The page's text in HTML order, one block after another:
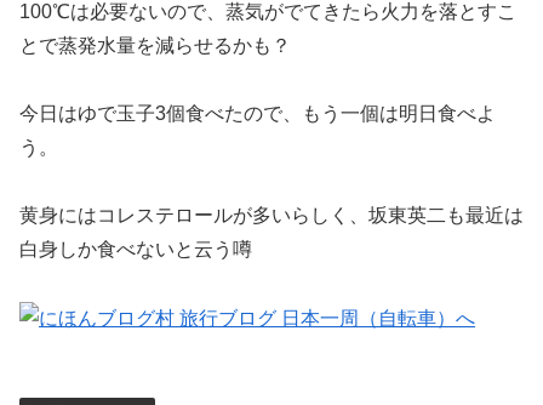
100℃は必要ないので、蒸気がでてきたら火力を落とすこ
とで蒸発水量を減らせるかも？
今日はゆで玉子3個食べたので、もう一個は明日食べよ
う。
黄身にはコレステロールが多いらしく、坂東英二も最近は
白身しか食べないと云う噂